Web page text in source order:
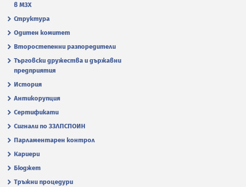
в МЗХ
Структура
Одитен комитет
Второстепенни разпоредители
Търговски дружества и държавни
предприятия
История
Антикорупция
Сертификати
Сигнали по ЗЗЛПСПОИН
Парламентарен контрол
Кариери
Бюджет
Тръжни процедури